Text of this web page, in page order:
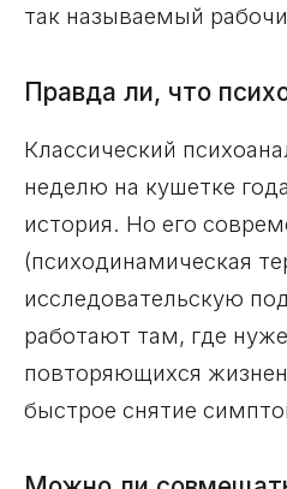
так называемый
Правда ли, что
Классический
неделю на кушетке
история. Но его
(психодинамическая
исследовательскую
работают там, где
повторяющихся
быстрое снятие